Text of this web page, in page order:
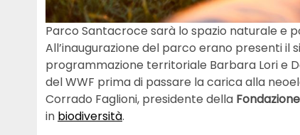
Parco Santacroce sarà lo spazio naturale e
All’inaugurazione del parco erano presenti il
programmazione territoriale Barbara Lori e
del WWF prima di passare la carica alla
Corrado Faglioni, presidente della
in biodiversità.